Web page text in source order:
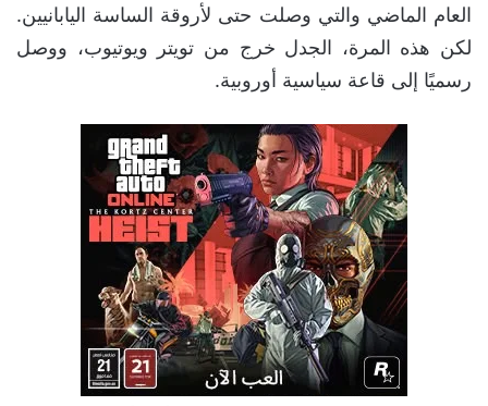
العام الماضي والتي وصلت حتى لأروقة الساسة اليابانيين.
لكن هذه المرة، الجدل خرج من تويتر ويوتيوب، ووصل
رسميًا إلى قاعة سياسية أوروبية.